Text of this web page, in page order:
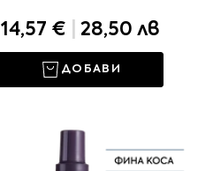
14,57 € 28,50 лв
ДОБАВИ